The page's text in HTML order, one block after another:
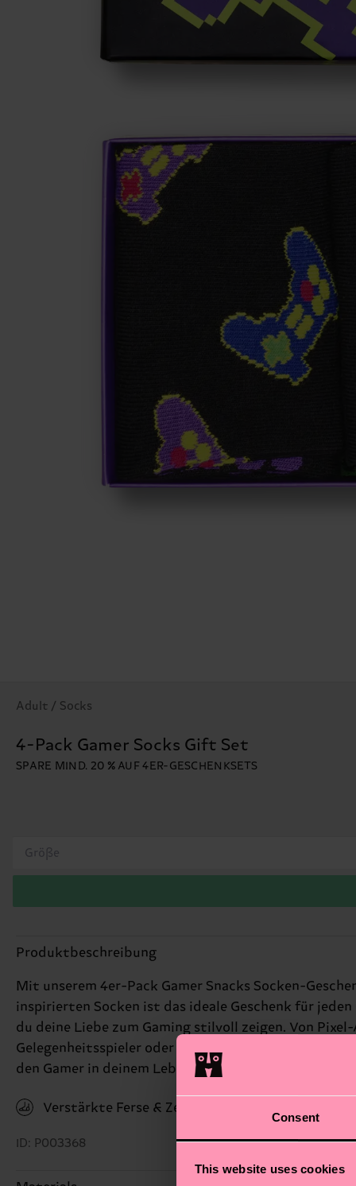
Consent
This website uses cookies
Adult / Socks
4-Pack Gamer Socks Gift Set
SPARE MIND. 20 % AUF 4ER-GESCHENKSETS
Größe
Produktbeschreibung
Mit unserem 4er-Pack Gamer Snacks Socken-
inspirierten Socken ist das ideale Geschenk für
du deine Liebe zum Gaming stilvoll zeigen. Von
Gelegenheitsspieler oder ein Hardcore-Gamer bist,
den Gamer in deinem Leben.
Verstärkte Ferse & Zehen
ID: P003368